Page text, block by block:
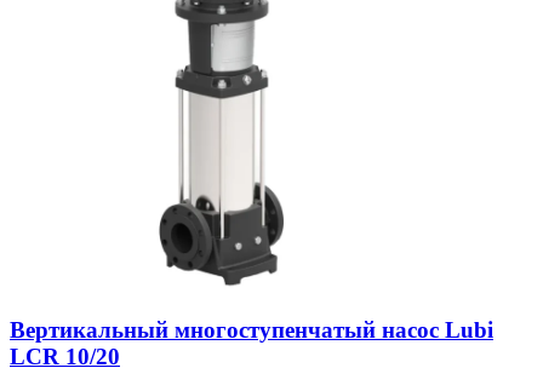
Вертикальный многоступенчатый насос Lubi
LCR 10/20